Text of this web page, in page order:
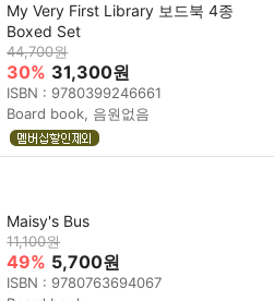
My Very First Library 보드북 4종
Boxed Set
44,700원
30% 31,300원
ISBN : 9780399246661
Board book, 음원없음
Maisy's Bus
11,100원
49% 5,700원
ISBN : 9780763694067